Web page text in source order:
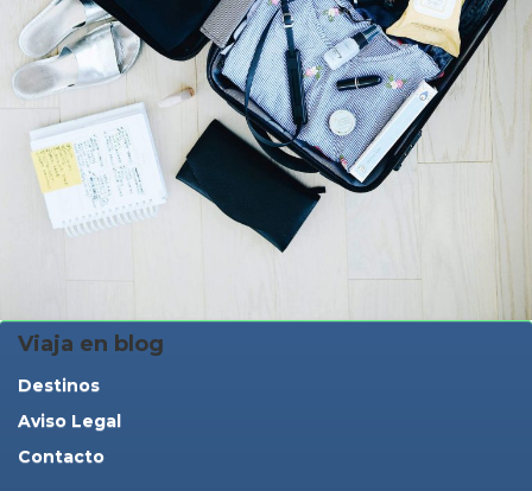
Viaja en blog
Destinos
Aviso Legal
Contacto